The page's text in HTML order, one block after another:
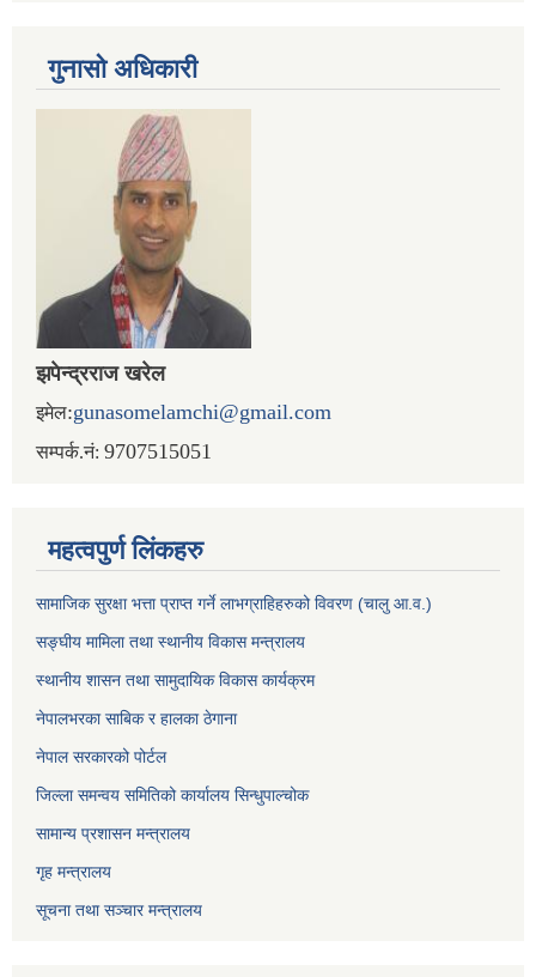
गुनासो अधिकारी
झपेन्द्रराज खरेल
इमेल:gunasomelamchi@gmail.com
सम्पर्क.नं: 9707515051
महत्वपुर्ण लिंकहरु
सामाजिक सुरक्षा भत्ता प्राप्त गर्ने लाभग्राहिहरुको विवरण (चालु आ.व.)
सङ्घीय मामिला तथा स्थानीय विकास मन्त्रालय
स्थानीय शासन तथा सामुदायिक विकास कार्यक्रम
नेपालभरका साबिक र हालका ठेगाना
नेपाल सरकारको पोर्टल
जिल्ला समन्वय समितिको कार्यालय सिन्धुपाल्चोक
सामान्य प्रशासन मन्त्रालय
गृह मन्त्रालय
सूचना तथा सञ्चार मन्त्रालय